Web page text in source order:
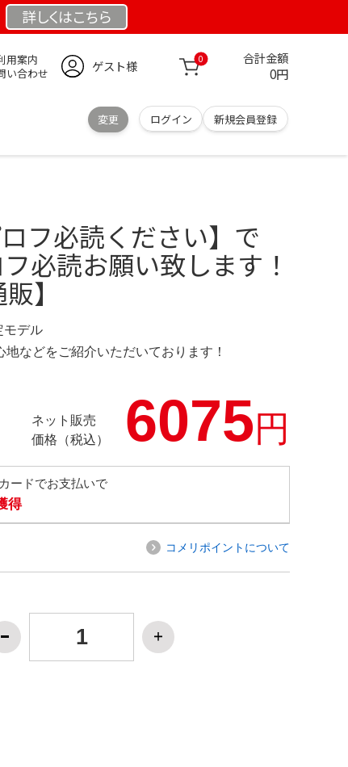
詳しくはこちら
用案内
い合わせ
ゲスト様 0 合計金額
0円
変更 ログイン 新規会員登録
フ必読ください】で
必読お願い致します！
】
モデル
などをご紹介いただいております！
ネット販売
価格（税込）
6075円
ードでお支払いで
得
コメリポイントについて